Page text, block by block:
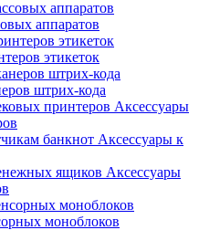
аппаратов
этикеток
штрих-кода
Аксессуары
Аксессуары к
Аксессуары
моноблоков